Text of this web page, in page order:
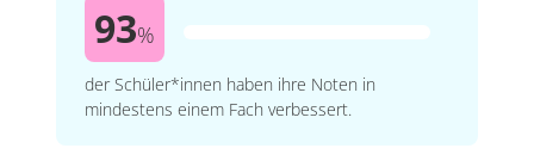
93%
der Schüler*innen haben ihre Noten in
mindestens einem Fach verbessert.